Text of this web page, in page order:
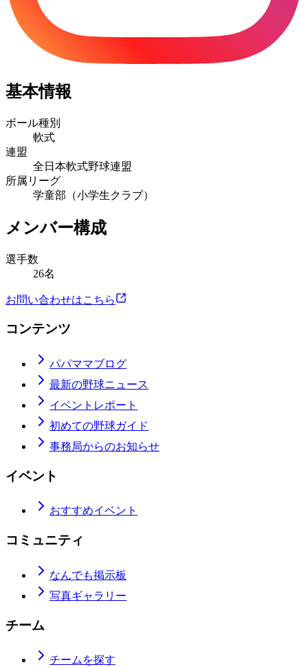
基本情報
ボール種別
軟式
連盟
全日本軟式野球連盟
所属リーグ
学童部（小学生クラブ）
メンバー構成
選手数
26名
お問い合わせはこちら
コンテンツ
パパママブログ
最新の野球ニュース
イベントレポート
初めての野球ガイド
事務局からのお知らせ
イベント
おすすめイベント
コミュニティ
なんでも掲示板
写真ギャラリー
チーム
チームを探す